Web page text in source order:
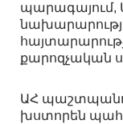
պարագայում,
քարոզչական
ԱՀ
խստորեն